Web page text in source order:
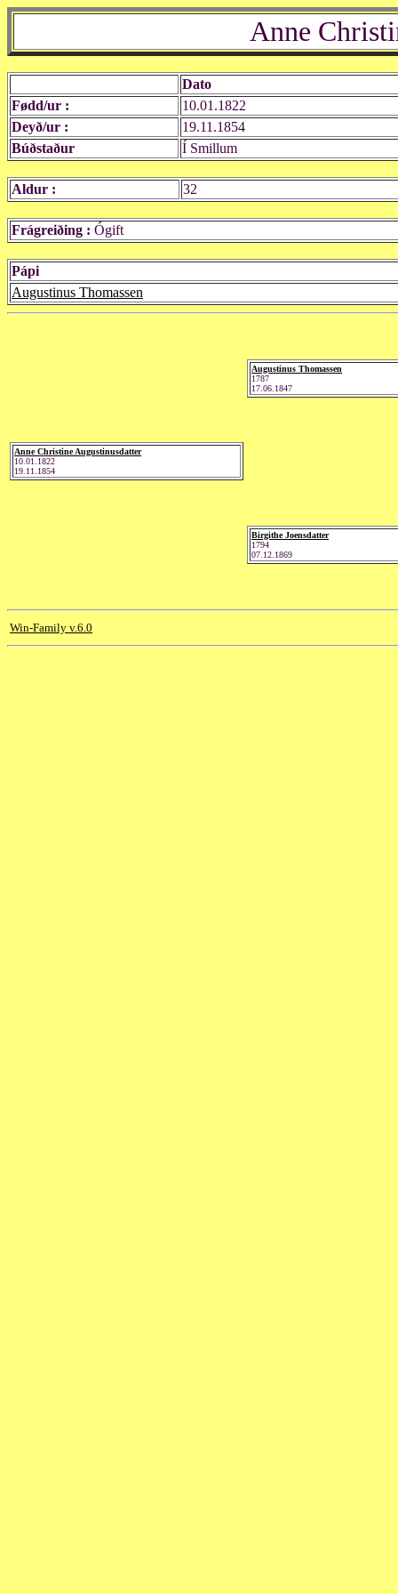
Anne
Dato
Fødd/ur :
10.01.1822
Deyð/ur :
19.11.1854
Búðstaður
Í Smillum
Aldur : 32
Frágreiðing : Ógift
Pápi
Augustinus Thomassen
Anne Christine Augustinusdatter
10.01.1822
19.11.1854
Augustinus Thomassen
1787
17.06.1847
Birgithe Joensdatter
1794
07.12.1869
Win-Family v.6.0